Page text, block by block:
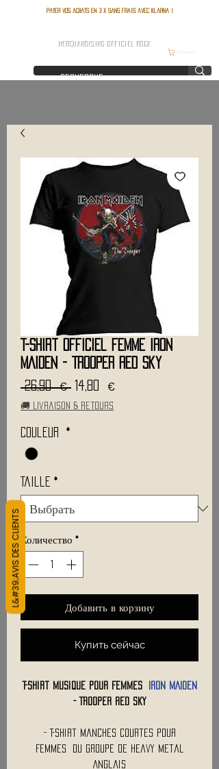
Payer vos achats en 3 x sans frais avec Klarna !
Корзина
MERCHANDISING OFFICIEL ROCK
T-Shirt Officiel Femme IRON
MAIDEN - Trooper Red Sky
26,90 € Обычная
цена
14,80 €
🚚 Livraison & retours
Couleur *
Taille *
Количество *
Добавить в корзину
Купить сейчас
T-Shirt Musique pour Femmes
IRON MAIDEN
- Trooper Red Sky
- T-Shirt Manches Courtes Pour
Femmes du Groupe de Heavy Metal
Anglais
L&#39;AVIS DES CLIENTS